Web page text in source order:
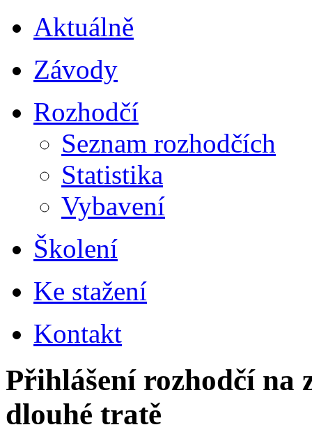
Aktuálně
Závody
Rozhodčí
Seznam rozhodčích
Statistika
Vybavení
Školení
Ke stažení
Kontakt
Přihlášení rozhodčí na
dlouhé tratě